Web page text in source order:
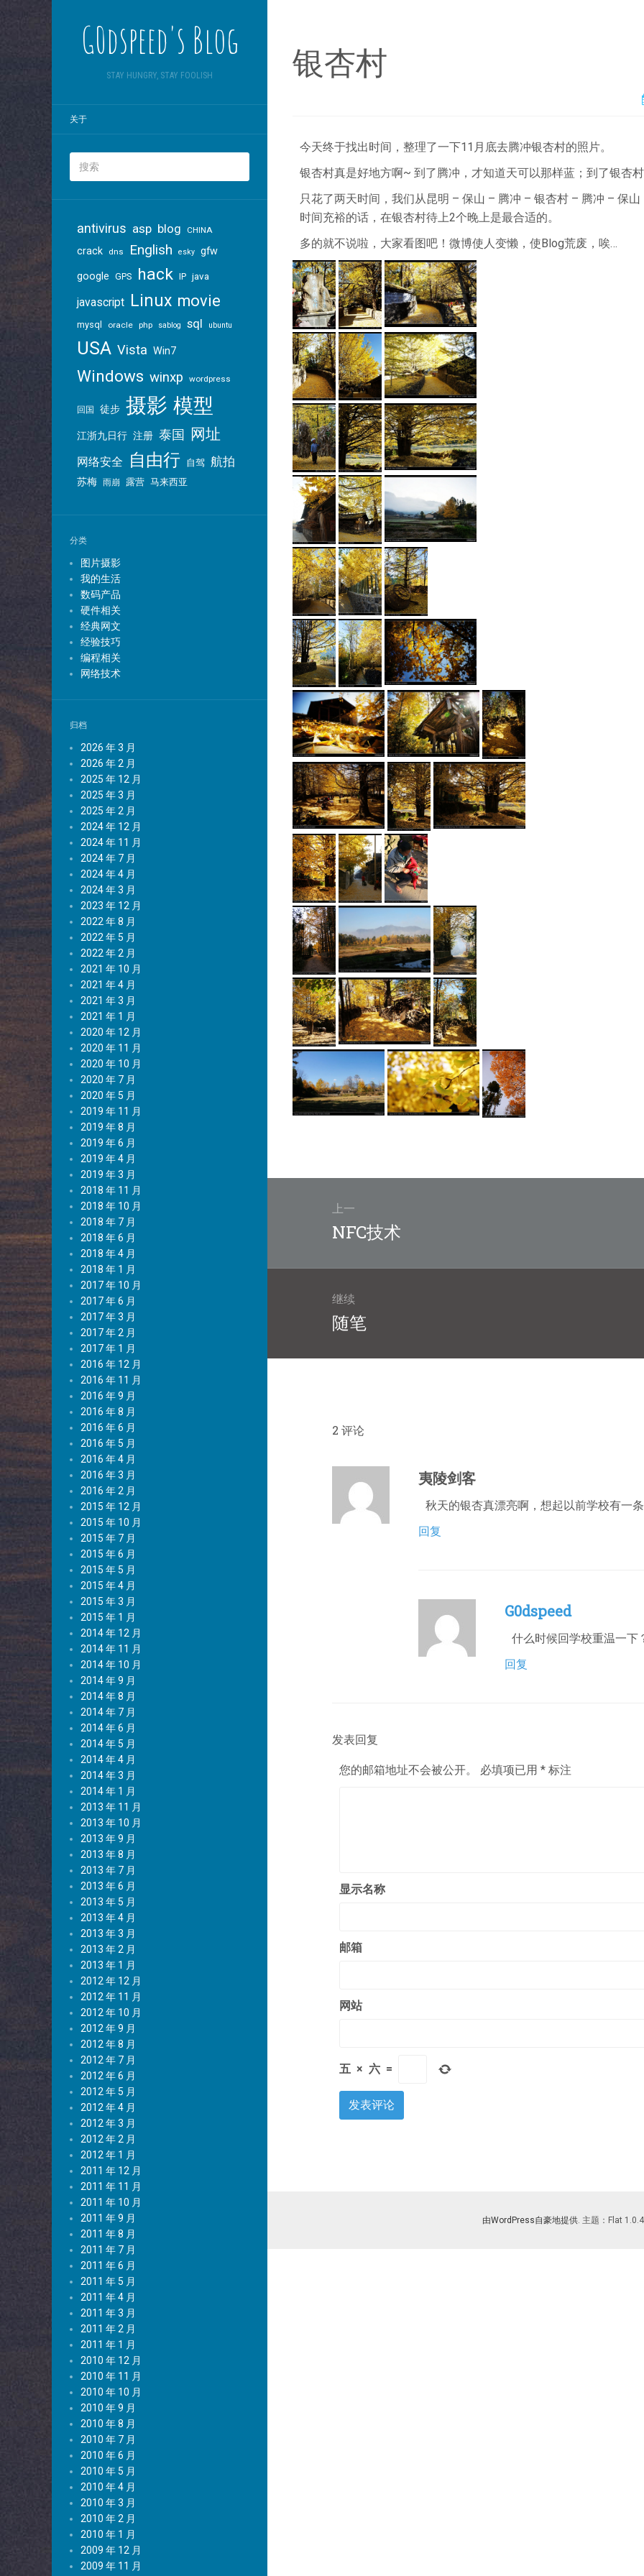
G0dspeed's Blog
STAY HUNGRY, STAY FOOLISH
关于
antivirus asp blog CHINA
crack dns English esky gfw
google GPS hack IP java
javascript Linux movie
mysql oracle php sablog sql ubuntu
USA Vista Win7
Windows winxp wordpress
回国 徒步 摄影 模型
江浙九日行 注册 泰国 网址
网络安全 自由行 自驾 航拍
苏梅 雨崩 露营 马来西亚
分类
图片摄影
我的生活
数码产品
硬件相关
经典网文
经验技巧
编程相关
网络技术
归档
2026 年 3 月
2026 年 2 月
2025 年 12 月
2025 年 3 月
2025 年 2 月
2024 年 12 月
2024 年 11 月
2024 年 7 月
2024 年 4 月
2024 年 3 月
2023 年 12 月
2022 年 8 月
2022 年 5 月
2022 年 2 月
2021 年 10 月
2021 年 4 月
2021 年 3 月
2021 年 1 月
2020 年 12 月
2020 年 11 月
2020 年 10 月
2020 年 7 月
2020 年 5 月
2019 年 11 月
2019 年 8 月
2019 年 6 月
2019 年 4 月
2019 年 3 月
2018 年 11 月
2018 年 10 月
2018 年 7 月
2018 年 6 月
2018 年 4 月
2018 年 1 月
2017 年 10 月
2017 年 6 月
2017 年 3 月
2017 年 2 月
2017 年 1 月
2016 年 12 月
2016 年 11 月
2016 年 9 月
2016 年 8 月
2016 年 6 月
2016 年 5 月
2016 年 4 月
2016 年 3 月
2016 年 2 月
2015 年 12 月
2015 年 10 月
2015 年 7 月
2015 年 6 月
2015 年 5 月
2015 年 4 月
2015 年 3 月
2015 年 1 月
2014 年 12 月
2014 年 11 月
2014 年 10 月
2014 年 9 月
2014 年 8 月
2014 年 7 月
2014 年 6 月
2014 年 5 月
2014 年 4 月
2014 年 3 月
2014 年 1 月
2013 年 11 月
2013 年 10 月
2013 年 9 月
2013 年 8 月
2013 年 7 月
2013 年 6 月
2013 年 5 月
2013 年 4 月
2013 年 3 月
2013 年 2 月
2013 年 1 月
2012 年 12 月
2012 年 11 月
2012 年 10 月
2012 年 9 月
2012 年 8 月
2012 年 7 月
2012 年 6 月
2012 年 5 月
2012 年 4 月
2012 年 3 月
2012 年 2 月
2012 年 1 月
2011 年 12 月
2011 年 11 月
2011 年 10 月
2011 年 9 月
2011 年 8 月
2011 年 7 月
2011 年 6 月
2011 年 5 月
2011 年 4 月
2011 年 3 月
2011 年 2 月
2011 年 1 月
2010 年 12 月
2010 年 11 月
2010 年 10 月
2010 年 9 月
2010 年 8 月
2010 年 7 月
2010 年 6 月
2010 年 5 月
2010 年 4 月
2010 年 3 月
2010 年 2 月
2010 年 1 月
2009 年 12 月
2009 年 11 月
银杏村
今天终于找出时间，整理了一下11月底去腾冲银杏村的照片。
银杏村真是好地方啊~ 到了腾冲，才知道天可以那样蓝；到了银杏
只花了两天时间，我们从昆明 – 保山 – 腾冲 – 银杏村 – 腾冲 – 保
时间充裕的话，在银杏村待上2个晚上是最合适的。
多的就不说啦，大家看图吧！微博使人变懒，使Blog荒废，唉…
航
上一
上
NFC技术
继续
下
篇
随笔
2 评论
夷陵剑客
秋天的银杏真漂亮啊，想起以前学校有一
回复
G0dspeed
什么时候回学校重温一下
回复
发表回复
您的邮箱地址不会被公开。 必填项已用 * 标注
显示名称
邮箱
网站
五 × 六 =
由WordPress自豪地提供. 主题：Flat